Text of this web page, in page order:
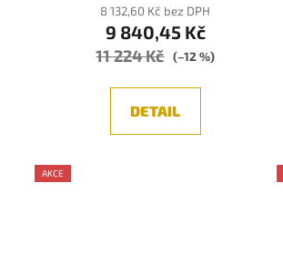
8 132,60 Kč bez DPH
9 840,45 Kč
11 224 Kč (–12 %)
DETAIL
AKCE